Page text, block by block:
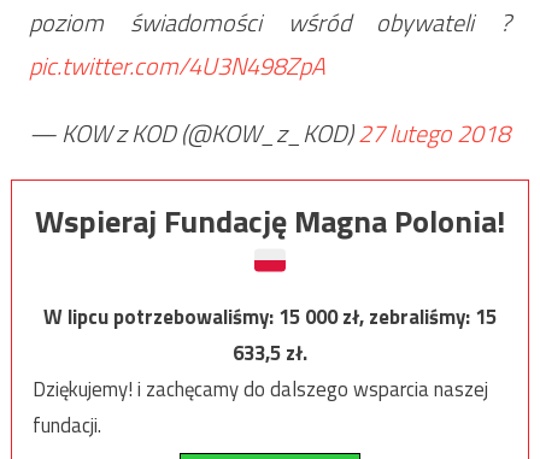
poziom świadomości wśród obywateli ?
pic.twitter.com/4U3N498ZpA
— KOW z KOD (@KOW_z_KOD)27 lutego 2018
Wspieraj Fundację Magna Polonia!
W lipcu potrzebowaliśmy:15 000zł, zebraliśmy:15
633,5zł.
Dziękujemy! i zachęcamy do dalszego wsparcia naszej
fundacji.